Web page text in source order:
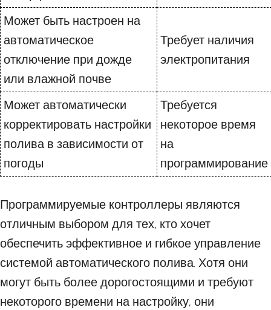
Может быть настроен на
автоматическое
отключение при дожде
или влажной почве
Требует наличия
электропитания
Может автоматически
корректировать настройки
полива в зависимости от
погоды
Требуется
некоторое время
на
программирование
Программируемые контроллеры являются
отличным выбором для тех, кто хочет
обеспечить эффективное и гибкое управление
системой автоматического полива. Хотя они
могут быть более дорогостоящими и требуют
некоторого времени на настройку, они